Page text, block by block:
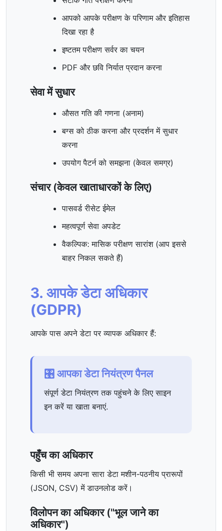
आपको आपके परीक्षण के परिणाम और इतिहास
दिखा रहा है
इष्टतम परीक्षण सर्वर का चयन
PDF और छवि निर्यात प्रदान करना
सेवा में सुधार
औसत गति की गणना (अनाम)
बग्स को ठीक करना और प्रदर्शन में सुधार
करना
उपयोग पैटर्न को समझना (केवल समग्र)
संचार (केवल खाताधारकों के लिए)
पासवर्ड रीसेट ईमेल
महत्वपूर्ण सेवा अपडेट
वैकल्पिक: मासिक परीक्षण सारांश (आप इससे
बाहर निकल सकते हैं)
3. आपके डेटा अधिकार
(GDPR)
आपके पास अपने डेटा पर व्यापक अधिकार हैं:
🎛️ आपका डेटा नियंत्रण पैनल
संपूर्ण डेटा नियंत्रण तक पहुंचने के लिए साइन
इन करें या खाता बनाएं.
पहुँच का अधिकार
किसी भी समय अपना सारा डेटा मशीन-पठनीय प्रारूपों
(JSON, CSV) में डाउनलोड करें।
विलोपन का अधिकार ("भूल जाने का
अधिकार")